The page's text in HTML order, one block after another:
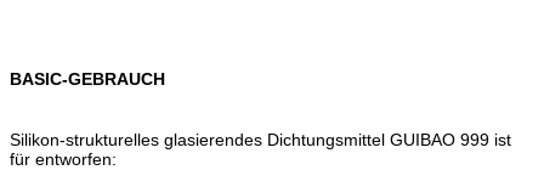
BASIC-GEBRAUCH
Silikon-strukturelles glasierendes Dichtungsmittel GUIBAO 999 ist
für entworfen: